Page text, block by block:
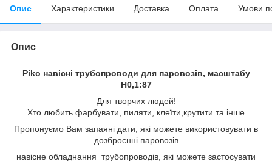
Опис Характеристики Доставка Оплата Умови
Опис
Piko навісні трубопроводи для паровозів, масштабу
H0,1:87
Для творчих людей!
Хто любить фарбувати, пиляти, клеїти,крутити та інше
Пропонуємо Вам запаяні дати, які можете використовувати в
дозброєнні паровозів
навісне обладнання трубопроводів, які можете застосувати